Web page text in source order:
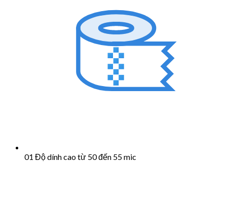
01 Độ dính cao từ 50 đến 55 mic